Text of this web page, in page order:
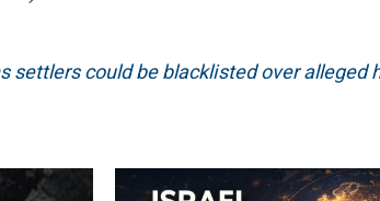
settlers could be blacklisted over alleged